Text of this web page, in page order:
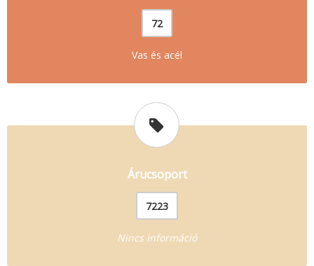
72
Vas és acél
Árucsoport
7223
Nincs információ